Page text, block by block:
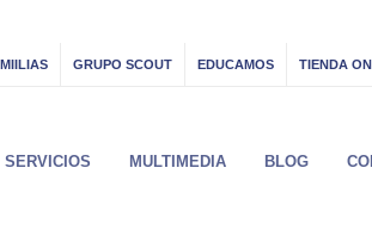
GRUPO SCOUT EDUCAMOS TIENDA
SERVICIOS MULTIMEDIA BLOG